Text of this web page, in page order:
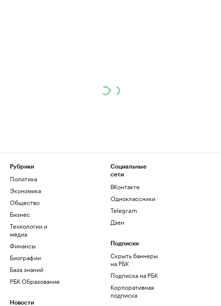
Рубрики
Политика
Экономика
Общество
Бизнес
Технологии и
медиа
Финансы
Биографии
База знаний
РБК Образование
Новости
Социальные
сети
ВКонтакте
Одноклассники
Telegram
Дзен
Подписки
Скрыть баннеры
на РБК
Подписка на РБК
Корпоративная
подписка